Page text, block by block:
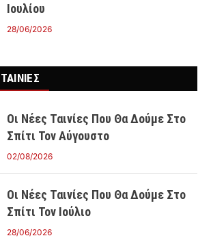
Ιουλίου
28/06/2026
Οι Νέες Ταινίες Που Θα Δούμε Στο
Σπίτι Τον Αύγουστο
02/08/2026
Οι Νέες Ταινίες Που Θα Δούμε Στο
Σπίτι Τον Ιούλιο
28/06/2026